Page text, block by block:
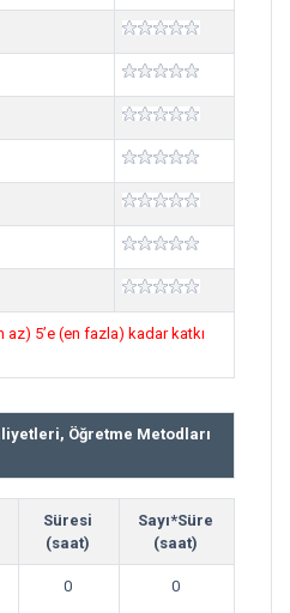
az) 5’e (en fazla) kadar katkı
Öğretme Metodları
Süresi
(saat)
Sayı*Süre
(saat)
0 0